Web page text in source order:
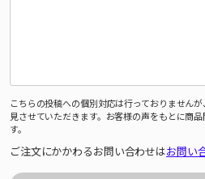
こちらの投稿への個別対応は行っておりません
見させていただきます。お客様の声をもとに商
す。
ご注文にかかわるお問い合わせはお問い